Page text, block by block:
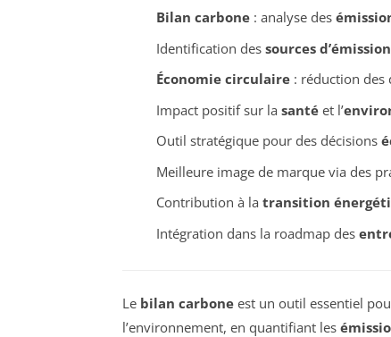
Bilan carbone: analyse des
Identification des sources
Économie circulaire: réduction des
Impact positif sur la santéet l’
Outil stratégique pour des décisions
Meilleure image de marque via des
Contribution à la transition
Intégration dans la roadmap des
Le bilan carbone est un outil essentiel
l’environnement, en quantifiant les